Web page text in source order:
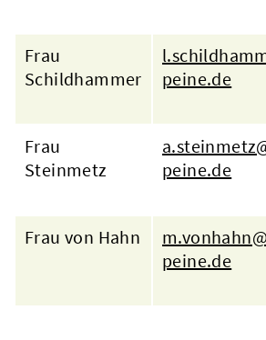
Frau
Schildhammer
peine.de
Frau
Steinmetz
peine.de
Frau von Hahn
peine.de